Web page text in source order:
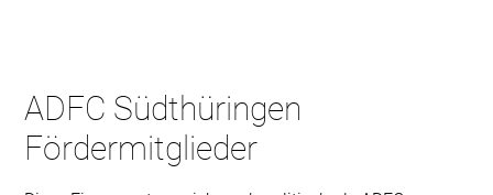
ADFC Südthüringen
Fördermitglieder